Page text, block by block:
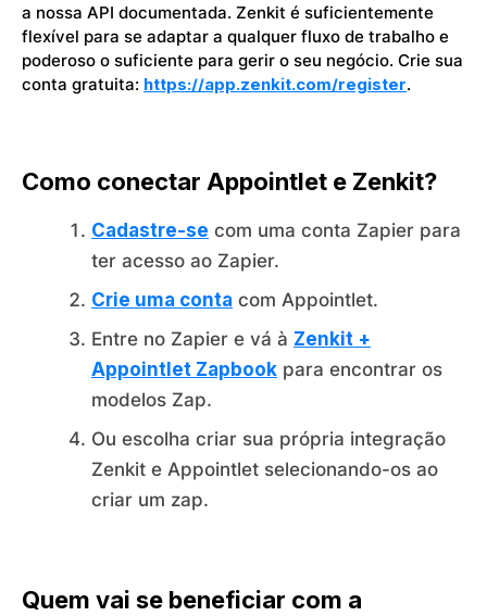
a nossa API documentada. Zenkit é suficientemente
flexível para se adaptar a qualquer fluxo de trabalho e
poderoso o suficiente para gerir o seu negócio. Crie sua
conta gratuita: https://app.zenkit.com/register.
Como conectar Appointlet e Zenkit?
Cadastre-se com uma conta Zapier para
ter acesso ao Zapier.
Crie uma conta com Appointlet.
Entre no Zapier e vá à Zenkit +
Appointlet Zapbook para encontrar os
modelos Zap.
Ou escolha criar sua própria integração
Zenkit e Appointlet selecionando-os ao
criar um zap.
Quem vai se beneficiar com a